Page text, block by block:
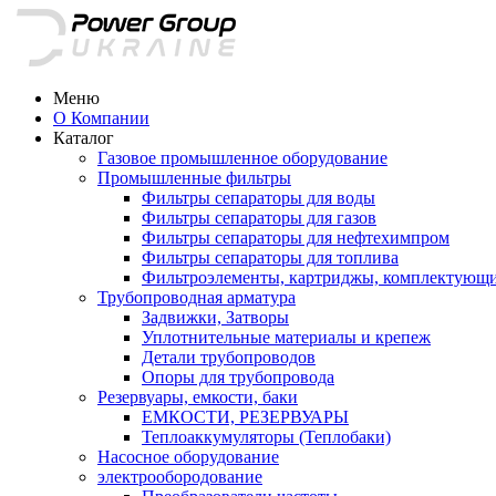
Меню
О Компании
Каталог
Газовое промышленное оборудование
Промышленные фильтры
Фильтры сепараторы для воды
Фильтры сепараторы для газов
Фильтры сепараторы для нефтехимпром
Фильтры сепараторы для топлива
Фильтроэлементы, картриджы,
Трубопроводная арматура
Задвижки, Затворы
Уплотнительные материалы и крепеж
Детали трубопроводов
Опоры для трубопровода
Резервуары, емкости, баки
ЕМКОСТИ, РЕЗЕРВУАРЫ
Теплоаккумуляторы (Теплобаки)
Насосное оборудование
электрообородование